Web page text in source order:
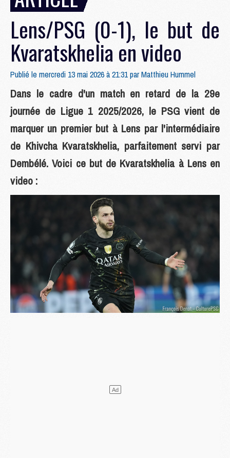
Lens/PSG (0-1), le but de
Kvaratskhelia en video
Publié le mercredi 13 mai 2026 à 21:31 parMatthieu Hummel
Dans le cadre d'un match en retard de la 29e
journée de Ligue 1 2025/2026, le PSG vient de
marquer un premier but à Lens par l'intermédiaire
de Khivcha Kvaratskhelia, parfaitement servi par
Dembélé. Voici ce but de Kvaratskhelia à Lens en
video :